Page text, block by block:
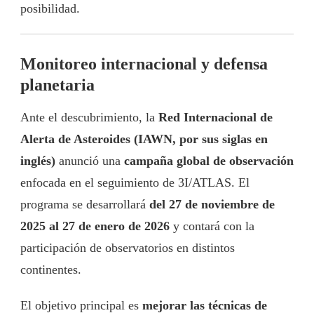
posibilidad.
Monitoreo internacional y defensa
planetaria
Ante el descubrimiento, la Red Internacional de
Alerta de Asteroides (IAWN, por sus siglas en
inglés) anunció una campaña global de observación
enfocada en el seguimiento de 3I/ATLAS. El
programa se desarrollará del 27 de noviembre de
2025 al 27 de enero de 2026 y contará con la
participación de observatorios en distintos
continentes.
El objetivo principal es mejorar las técnicas de